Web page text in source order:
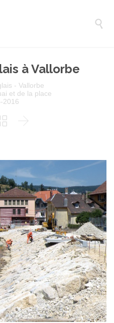

à Vallorbe
- Vallorbe
et de la place
2016
